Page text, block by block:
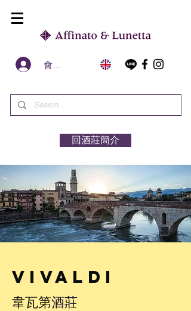
會員區
回酒莊簡介
Vivaldi
韋瓦第酒莊